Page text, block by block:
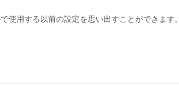
使用する以前の設定を思い出すことができます。